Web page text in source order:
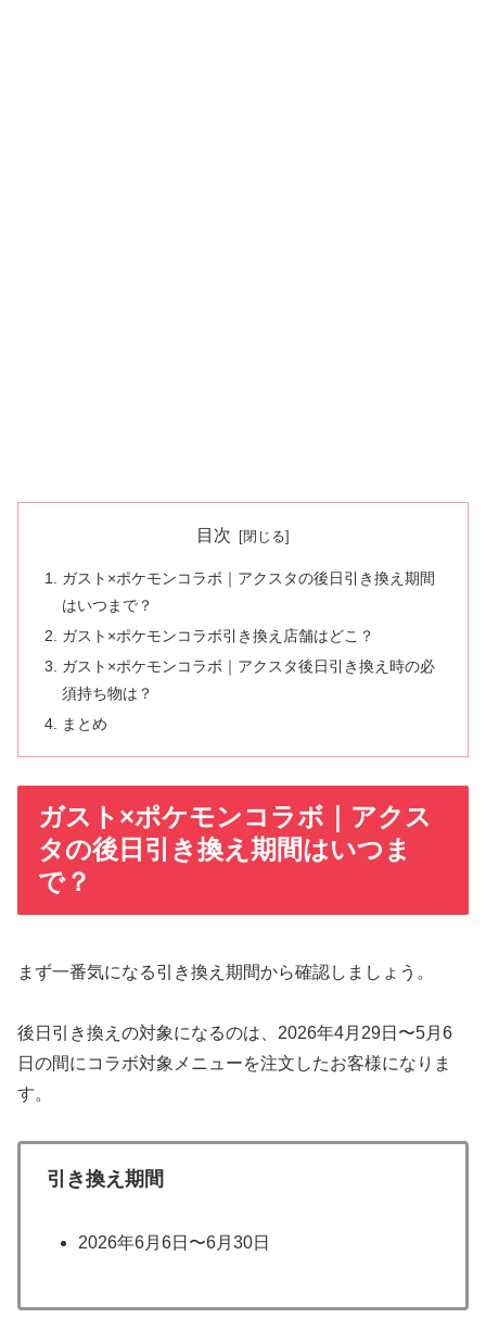
目次
ガスト×ポケモンコラボ｜アクスタの後日引き換え期間
はいつまで？
ガスト×ポケモンコラボ引き換え店舗はどこ？
ガスト×ポケモンコラボ｜アクスタ後日引き換え時の必
須持ち物は？
まとめ
ガスト×ポケモンコラボ｜アクス
タの後日引き換え期間はいつま
で？
まず一番気になる引き換え期間から確認しましょう。
後日引き換えの対象になるのは、2026年4月29日〜5月6
日の間にコラボ対象メニューを注文したお客様になりま
す。
引き換え期間
2026年6月6日〜6月30日